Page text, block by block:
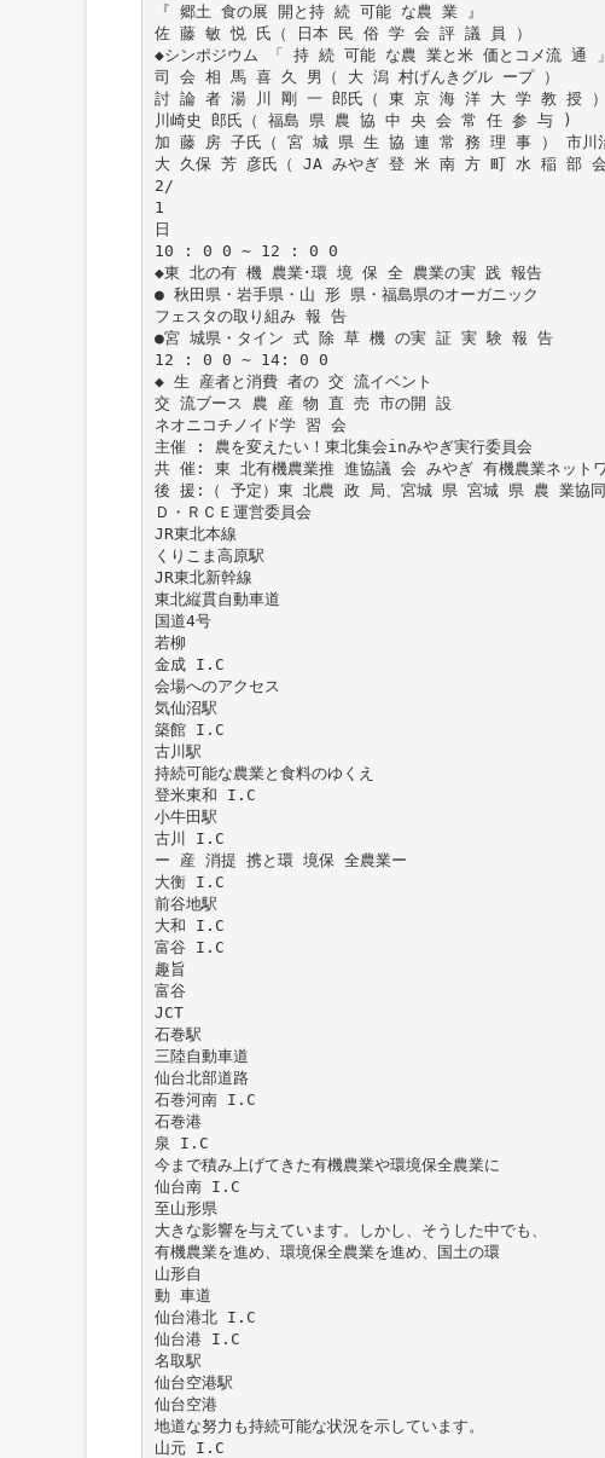
『 郷土 食の展 開と持 続 可能 な農 業 』
佐 藤 敏 悦 氏（ 日本 民 俗 学 会 評 議 員 ）
◆シンポジウム 「 持 続 可能 な農 業と米 価とコメ流 通 」
司 会 相 馬 喜 久 男（ 大 潟 村げんきグル ープ ）
討 論 者 湯 川 剛 一 郎氏（ 東 京 海 洋 大 学 教 授 ）
川崎史 郎氏（ 福島 県 農 協 中 央 会 常 任 参 与 )
加 藤 房 子氏（ 宮 城 県 生 協 連 常 務 理 事 ） 市川治
大 久保 芳 彦氏（ JA みやぎ 登 米 南 方 町 水 稲 部 会
2/
1
日
10 : 0 0 ∼ 12 : 0 0
◆東 北の有 機 農業･環 境 保 全 農業の実 践 報告
● 秋田県・岩手県・山 形 県・福島県のオーガニック
フェスタの取り組み 報 告
●宮 城県・タイン 式 除 草 機 の実 証 実 験 報 告
12 : 0 0 ∼ 14: 0 0
◆ 生 産者と消費 者の 交 流イベント
交 流ブース 農 産 物 直 売 市の開 設
ネオニコチノイド学 習 会
主催 : 農を変えたい！東北集会inみやぎ実行委員会
共 催: 東 北有機農業推 進協議 会 みやぎ 有機農業ネット
後 援:（ 予定）東 北農 政 局、宮城 県 宮城 県 農 業協
Ｄ・ＲＣＥ運営委員会
JR東北本線
くりこま高原駅
JR東北新幹線
東北縦貫自動車道
国道4号
若柳
金成 I.C
会場へのアクセス
気仙沼駅
築館 I.C
古川駅
持続可能な農業と食料のゆくえ
登米東和 I.C
小牛田駅
古川 I.C
ー 産 消提 携と環 境保 全農業ー
大衡 I.C
前谷地駅
大和 I.C
富谷 I.C
趣旨
富谷
JCT
石巻駅
三陸自動車道
仙台北部道路
石巻河南 I.C
石巻港
泉 I.C
今まで積み上げてきた有機農業や環境保全農業に
仙台南 I.C
至山形県
大きな影響を与えています。しかし、そうした中でも、
有機農業を進め、環境保全農業を進め、国土の環
山形自
動 車道
仙台港北 I.C
仙台港 I.C
名取駅
仙台空港駅
仙台空港
地道な努力も持続可能な状況を示しています。
山元 I.C